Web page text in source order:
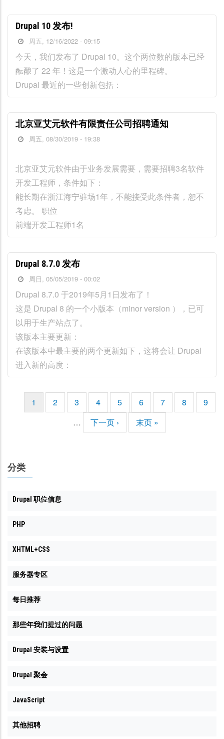
Drupal 10 发布!
周五, 12/16/2022 - 09:15
今天，我们发布了 Drupal 10。这个两位数的版本已经
酝酿了 22 年！这是一个激动人心的里程碑。
Drupal 最近的一些创新包括：
北京亚艾元软件有限责任公司招聘通知
周五, 08/30/2019 - 19:38
北京亚艾元软件由于业务发展需要，需要招聘3名软件
开发工程师，条件如下：
能长期在浙江海宁驻场1年，不能接受此条件者，恕不
考虑。 职位
前端开发工程师1名
Drupal 8.7.0 发布
周日, 05/05/2019 - 00:02
Drupal 8.7.0 于2019年5月1日发布了！
这是 Drupal 8 的一个小版本（minor version ），已可
以用于生产站点了。
该版本主要更新：
在该版本中最主要的两个更新如下，这将会让 Drupal
进入新的高度：
当
前
1
页
面
2
页
面
3
页
面
4
页
面
5
页
面
6
页
面
7
页
面
8
页
面
9
…
下
一
下一页 ›
末
页
末页 »
分类
Drupal 职位信息
PHP
XHTML+CSS
服务器专区
每日推荐
那些年我们提过的问题
Drupal 安装与设置
Drupal 聚会
JavaScript
其他招聘